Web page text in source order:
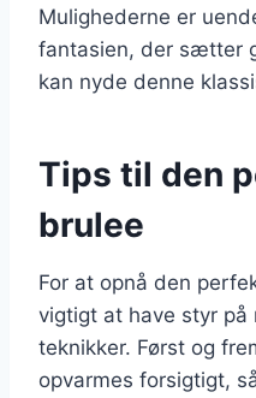
Mulighederne er
fantasien, der sætter
kan nyde denne
Tips til den
brulee
For at opnå den
vigtigt at have styr
teknikker. Først og
opvarmes forsigtigt,